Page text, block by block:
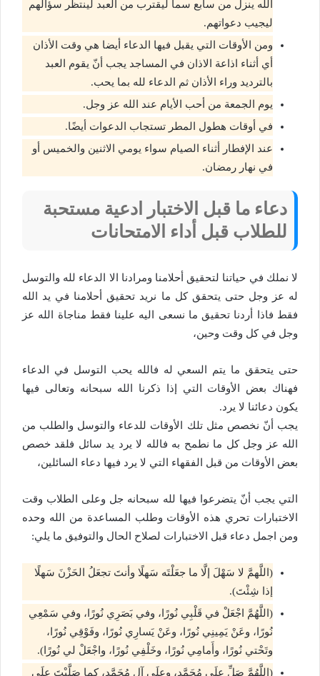
الله ينزل من سابع سما ليقترب من العبد لينتظر سؤالهم
ليجيب دعواتهم.
ومن الأوقات التي يقبل فيها الدعاء أيضا هي وقت الأذان
أي أثناء اذاعة الاذان في المساجد يجب أنّ يقوم العبد
بالترديد وراء الأذان ثم الدعاء لله بما يحب.
يوم الجمعة من أحب الأيام عند الله عز وجل.
في أوقات هطول المطر تستجاب الدعوات أيضًا.
عند الإفطار أثناء الصيام سواء يومي الاثنين والخميس أو
في نهار رمضان.
دعاء ما قبل الاختبار ادعية مستحبة
للطلاب قبل أداء الامتحانات
لا نملك في حياتنا لتحقيق أحلامنا ومرادنا الا الدعاء لله والتوسل
له عز وجل حتى يتحقق كل ما نريد تحقيق أحلامنا في يد الله
فقط فاذا أردنا تحقيق ما نسعى اليه علينا فقط مناجاة الله عز
وجل في كل وقت وحين،
حتى يتحقق ما يتم السعي له فالله يحب التوسل في الدعاء
فهناك بعض الأوقات التي إذا ذكرنا الله سبحانه وتعالى فيها
يكون دعائنا لا يرد.
يجب أنّ نخصص مثل تلك الأوقات للدعاء والتوسل والطلب من
الله عز وجل كل ما نطمح به فالله لا يرد يد سائل فلقد خصص
بعض الأوقات من قبل الفقهاء التي لا يرد فيها دعاء السائلين،
التي يجب أنّ يتضرعوا فيها لله سبحانه جل وعلى الطلاب وقت
الاختبارات تحري هذه الأوقات وطلب المساعدة من الله وحده
ومن اجمل دعاء قبل الاختبارات لصلاح الحال والتوفيق ما يلي:
(اللَّهمَّ لا سَهْلَ إلَّا ما جعَلْتَه سَهلًا وأنتَ تجعَلُ الحَزْنَ سَهلًا
إذا شِئْتَ).
(اللَّهُمَّ اجْعَلْ في قَلْبِي نُورًا، وفي بَصَرِي نُورًا، وفي سَمْعِي
نُورًا، وعَنْ يَمِينِي نُورًا، وعَنْ يَسارِي نُورًا، وفَوْقِي نُورًا،
وتَحْتي نُورًا، وأَمامِي نُورًا، وخَلْفِي نُورًا، واجْعَلْ لي نُورًا).
(اللَّهُمَّ صَلِّ علَى مُحَمَّدٍ، وعلَى آلِ مُحَمَّدٍ، كما صَلَّيْتَ علَى